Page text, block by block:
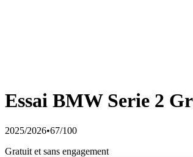
Essai BMW Serie 2
2025/2026•67/100
Gratuit et sans engagement